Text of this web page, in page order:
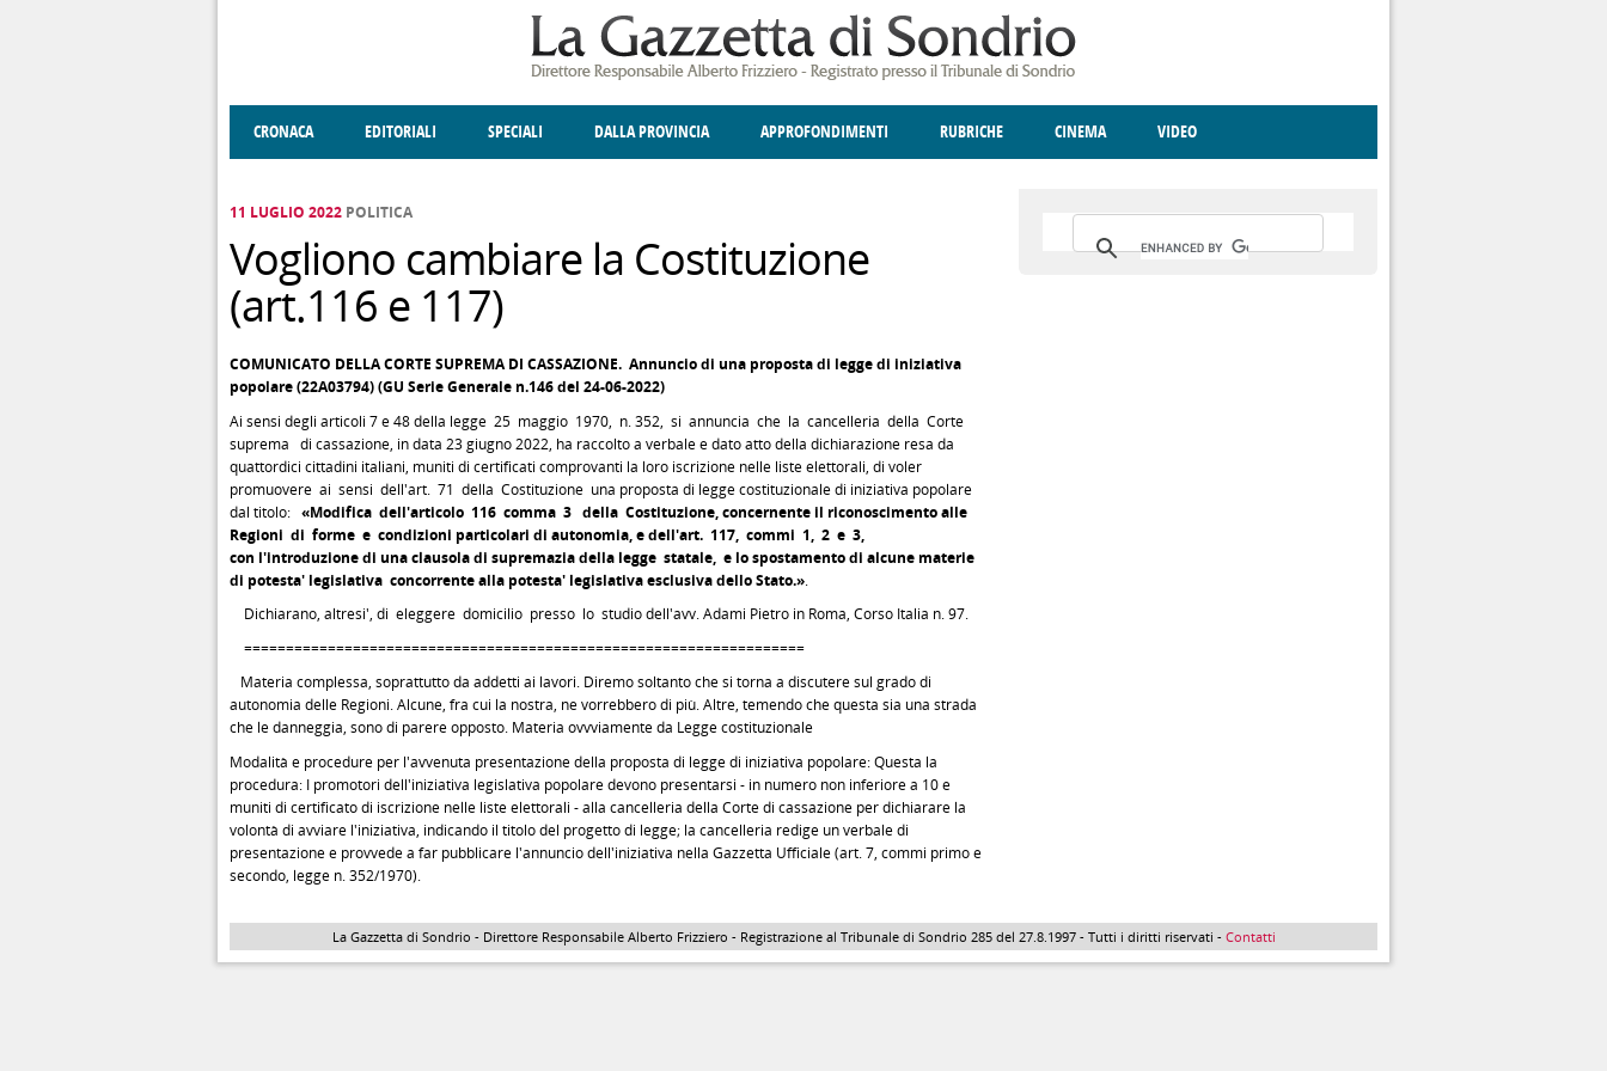
CRONACA EDITORIALI SPECIALI DALLA PROVINCIA APPROFONDIMENTI RUBRICHE CINEMA VIDEO
11 LUGLIO 2022 POLITICA
Vogliono cambiare la Costituzione
(art.116 e 117)
COMUNICATO DELLACORTE SUPREMA DI CASSAZIONE. Annuncio di una proposta di legge di iniziativa
popolare (22A03794) (GU Serie Generale n.146 del 24-06-2022)
Ai sensi degli articoli 7 e 48 della legge 25 maggio 1970, n. 352, si annuncia che la cancelleria della Corte
suprema di cassazione, in data 23 giugno 2022, ha raccolto a verbale e dato atto della dichiarazione resa da
quattordici cittadini italiani, muniti di certificati comprovanti la loro iscrizione nelle liste elettorali, di voler
promuovere ai sensi dell'art. 71 della Costituzione una proposta di legge costituzionale di iniziativa popolare
dal titolo: «Modifica dell'articolo 116 comma 3 della Costituzione, concernente il riconoscimento alle
Regioni di forme e condizioni particolari di autonomia, e dell'art. 117, commi 1, 2 e 3,
con l'introduzione di una clausola di supremazia della legge statale, e lo spostamento di alcune materie
di potesta' legislativa concorrente alla potesta' legislativa esclusiva dello Stato.».
Dichiarano, altresi', di eleggere domicilio presso lo studio dell'avv. Adami Pietro in Roma, Corso Italia n. 97.
===================================================================
Materia complessa, soprattutto da addetti ai lavori. Diremo soltanto che si torna a discutere sul grado di
autonomia delle Regioni. Alcune, fra cui la nostra, ne vorrebbero di più. Altre, temendo che questa sia una strada
che le danneggia, sono di parere opposto. Materia ovvviamente da Legge costituzionale
Modalità e procedure per l'avvenuta presentazione della proposta di legge di iniziativa popolare: Questa la
procedura: I promotori dell'iniziativa legislativa popolare devono presentarsi - in numero non inferiore a 10 e
muniti di certificato di iscrizione nelle liste elettorali - alla cancelleria della Corte di cassazione per dichiarare la
volontà di avviare l'iniziativa, indicando il titolo del progetto di legge; la cancelleria redige un verbale di
presentazione e provvede a far pubblicare l'annuncio dell'iniziativa nella Gazzetta Ufficiale (art. 7, commi primo e
secondo, legge n. 352/1970).
La Gazzetta di Sondrio - Direttore Responsabile Alberto Frizziero - Registrazione al Tribunale di Sondrio 285 del 27.8.1997 - Tutti i diritti riservati - Contatti